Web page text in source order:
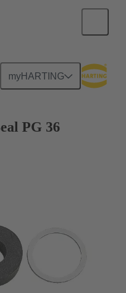
myHARTING
PG 36